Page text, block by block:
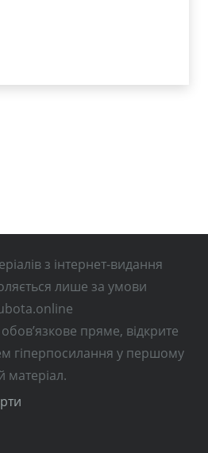
з інтернет-видання
лише за умови
пряме, відкрите
гіперпосилання у першому
матеріал.